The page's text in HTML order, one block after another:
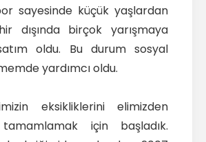
sayesinde küçük yaşlardan
dışında birçok yarışmaya
oldu. Bu durum sosyal
yardımcı oldu.
eksikliklerini elimizden
için başladık.